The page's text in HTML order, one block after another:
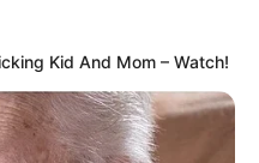
Kid And Mom – Watch!